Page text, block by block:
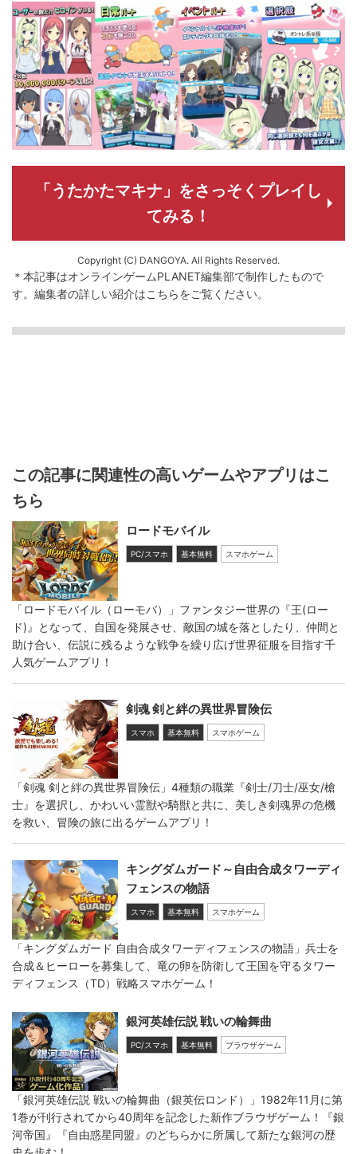
「うたかたマキナ」をさっそくプレイし
てみる！
Copyright (C) DANGOYA. All Rights Reserved.
＊本記事はオンラインゲームPLANET編集部で制作したもので
す。 編集者の詳しい紹介はこちらをご覧ください。
この記事に関連性の高いゲームやアプリはこ
ちら
ロードモバイル
PC/スマホ 基本無料 スマホゲーム
「ロードモバイル（ローモバ）」ファンタジー世界の『王(ロー
ド)』となって、自国を発展させ、敵国の城を落としたり、仲間と
助け合い、伝説に残るような戦争を繰り広げ世界征服を目指す千
人気ゲームアプリ！
剣魂 剣と絆の異世界冒険伝
スマホ 基本無料 スマホゲーム
「剣魂 剣と絆の異世界冒険伝」4種類の職業『剣士/刀士/巫女/槍
士』を選択し、かわいい霊獣や騎獣と共に、美しき剣魂界の危機
を救い、冒険の旅に出るゲームアプリ！
キングダムガード～自由合成タワーディ
フェンスの物語
スマホ 基本無料 スマホゲーム
「キングダムガード 自由合成タワーディフェンスの物語」兵士を
合成＆ヒーローを募集して、竜の卵を防衛して王国を守るタワー
ディフェンス（TD）戦略スマホゲーム！
銀河英雄伝説 戦いの輪舞曲
PC/スマホ 基本無料 ブラウザゲーム
「銀河英雄伝説 戦いの輪舞曲（銀英伝ロンド）」1982年11月に第
1巻が刊行されてから40周年を記念した新作ブラウザゲーム！『銀
河帝国』『自由惑星同盟』のどちらかに所属して新たな銀河の歴